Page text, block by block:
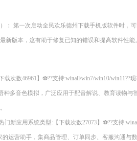
： 第一次启动全民欢乐德州下载手机版软件时，
新版本，这有助于修复已知的错误和提高软件性能
次数46961】⚽??支持:winall/win7/win10/win11??
种多音色模拟，广泛应用于配音解说、教育读物与
新应用系统类型:【下载次数27073】⚽??支持
的运营助手，集商品管理、订单同步、客服沟通与